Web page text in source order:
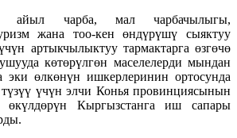
айыл чарба, мал чарбачылыгы,
жана тоо-кен өндүрүшү сыяктуу
артыкчылыктуу тармактарга өзгөчө
көтөрүлгөн маселелерди мындан
эки өлкөнүн ишкерлеринин ортосунда
үчүн элчи Конья провинциясынын
өкүлдөрүн Кыргызстанга иш сапары